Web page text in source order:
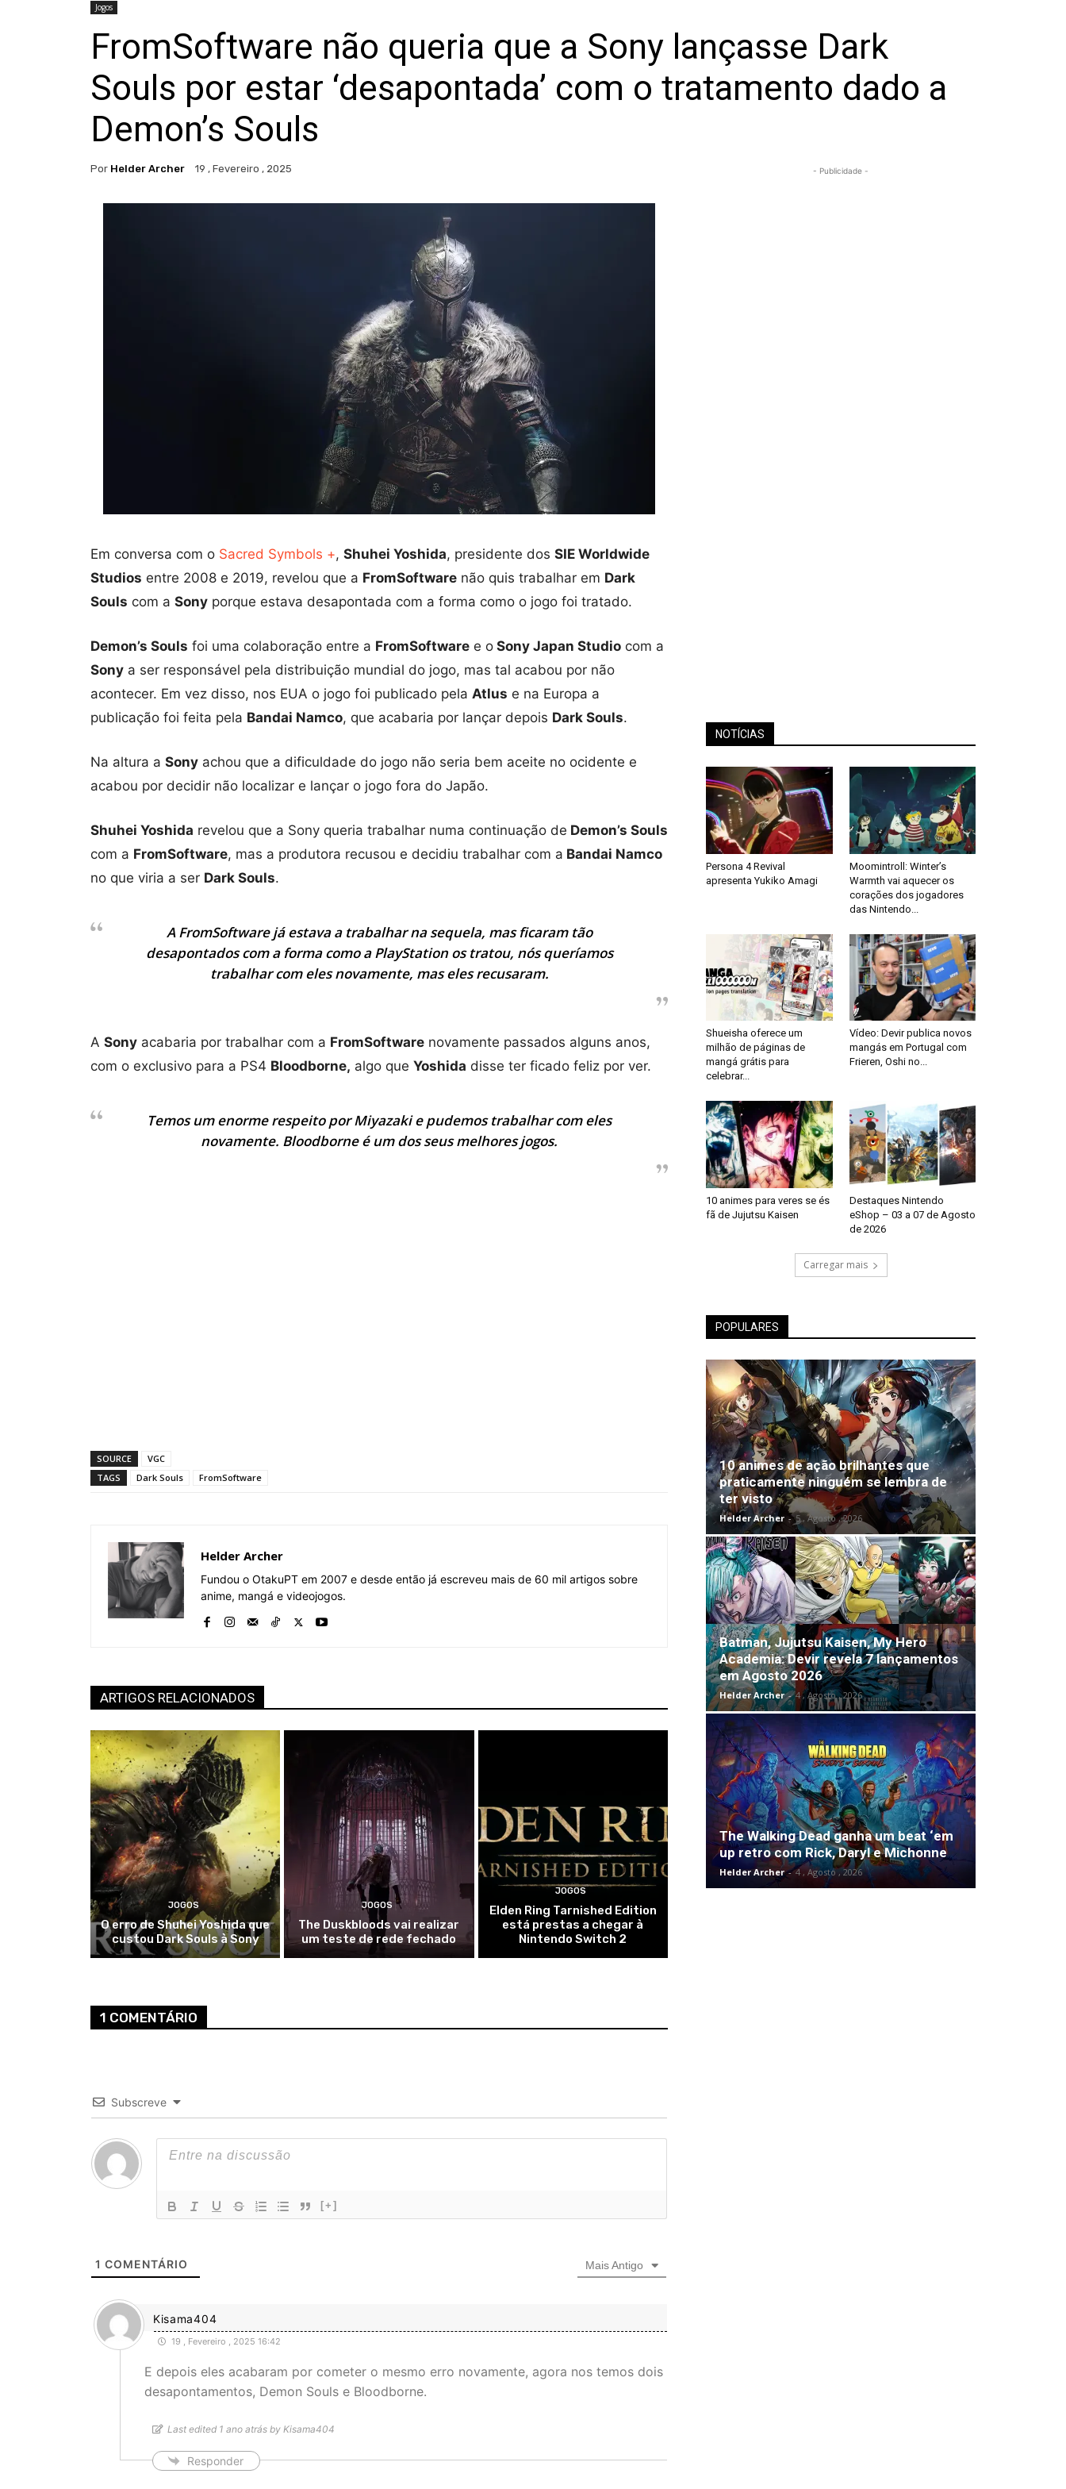
Jogos
FromSoftware não queria que a Sony lançasse Dark
Souls por estar ‘desapontada’ com o tratamento dado a
Demon’s Souls
Por Helder Archer 19 , Fevereiro , 2025
Em conversa com o Sacred Symbols +, Shuhei Yoshida, presidente dos SIE Worldwide
Studios entre 2008 e 2019, revelou que a FromSoftware não quis trabalhar em Dark
Souls com a Sony porque estava desapontada com a forma como o jogo foi tratado.
Demon’s Souls foi uma colaboração entre a FromSoftware e o Sony Japan Studio com a
Sony a ser responsável pela distribuição mundial do jogo, mas tal acabou por não
acontecer. Em vez disso, nos EUA o jogo foi publicado pela Atlus e na Europa a
publicação foi feita pela Bandai Namco, que acabaria por lançar depois Dark Souls.
Na altura a Sony achou que a dificuldade do jogo não seria bem aceite no ocidente e
acabou por decidir não localizar e lançar o jogo fora do Japão.
Shuhei Yoshida revelou que a Sony queria trabalhar numa continuação de Demon’s Souls
com a FromSoftware, mas a produtora recusou e decidiu trabalhar com a Bandai Namco
no que viria a ser Dark Souls.
A FromSoftware já estava a trabalhar na sequela, mas ficaram tão
desapontados com a forma como a PlayStation os tratou, nós queríamos
trabalhar com eles novamente, mas eles recusaram.
A Sony acabaria por trabalhar com a FromSoftware novamente passados alguns anos,
com o exclusivo para a PS4 Bloodborne, algo que Yoshida disse ter ficado feliz por ver.
Temos um enorme respeito por Miyazaki e pudemos trabalhar com eles
novamente. Bloodborne é um dos seus melhores jogos.
SOURCE
VGC
TAGS
Dark Souls FromSoftware
Helder Archer
Fundou o OtakuPT em 2007 e desde então já escreveu mais de 60 mil artigos sobre
anime, mangá e videojogos.
ARTIGOS RELACIONADOS
JOGOS
O erro de Shuhei Yoshida que
custou Dark Souls à Sony
JOGOS
The Duskbloods vai realizar
um teste de rede fechado
JOGOS
Elden Ring Tarnished Edition
está prestas a chegar à
Nintendo Switch 2
1 COMENTÁRIO
Subscreve
[+]
1 COMENTÁRIO Mais Antigo
Kisama404
19 , Fevereiro , 2025 16:42
E depois eles acabaram por cometer o mesmo erro novamente, agora nos temos dois
desapontamentos, Demon Souls e Bloodborne.
Last edited 1 ano atrás by Kisama404
Responder
- Publicidade -
NOTÍCIAS
Persona 4 Revival
apresenta Yukiko Amagi
Moomintroll: Winter’s
Warmth vai aquecer os
corações dos jogadores
das Nintendo...
Shueisha oferece um
milhão de páginas de
mangá grátis para
celebrar...
Vídeo: Devir publica novos
mangás em Portugal com
Frieren, Oshi no...
10 animes para veres se és
fã de Jujutsu Kaisen
Destaques Nintendo
eShop – 03 a 07 de Agosto
de 2026
Carregar mais
POPULARES
10 animes de ação brilhantes que
praticamente ninguém se lembra de
ter visto
Helder Archer - 5 , Agosto , 2026
Batman, Jujutsu Kaisen, My Hero
Academia: Devir revela 7 lançamentos
em Agosto 2026
Helder Archer - 4 , Agosto , 2026
The Walking Dead ganha um beat ‘em
up retro com Rick, Daryl e Michonne
Helder Archer - 4 , Agosto , 2026